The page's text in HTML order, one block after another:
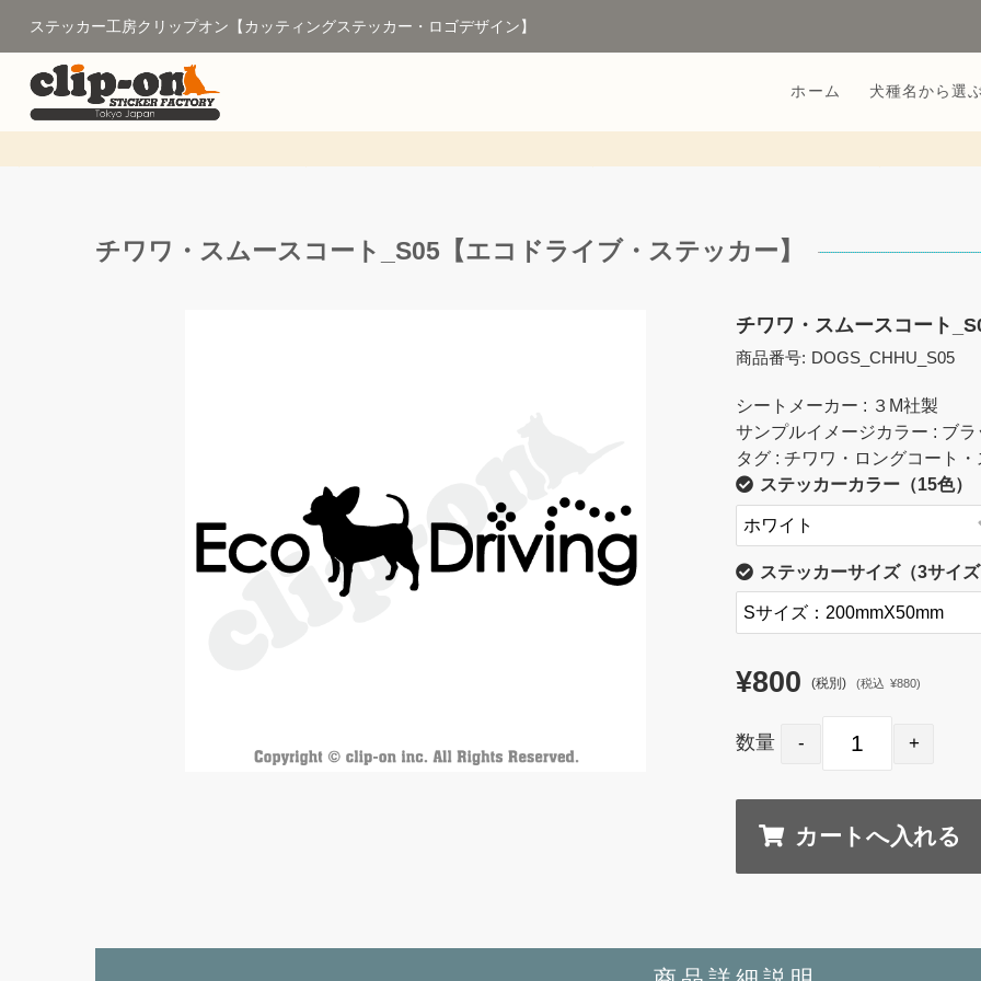
ホーム 犬種名から選
ステッカー工房クリップオン【カッティングステッカー・ロゴデザイン】
チワワ・スムースコート_S05【エコドライブ・ステッカー】
チワワ・スムースコート
商品番号: DOGS_CHHU_S05
シートメーカー : ３M社製
サンプルイメージカラー : ブラ
タグ : チワワ・ロングコート
ステッカーカラー（15色）
ステッカーサイズ（3サイ
¥800 (税別) (税込 ¥880)
数量